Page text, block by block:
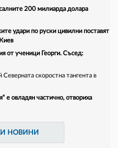
200 милиарда долара
удари по руски цивилни поставят
от ученици Георги. Съсед:
скоростна тангента в
е овладян частично, отвориха
НОВИНИ